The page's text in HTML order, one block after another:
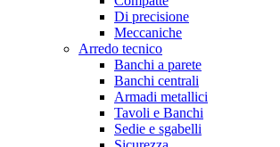
Di precisione
Meccaniche
Arredo tecnico
Banchi a parete
Banchi centrali
Armadi metallici
Tavoli e Banchi
Sedie e sgabelli